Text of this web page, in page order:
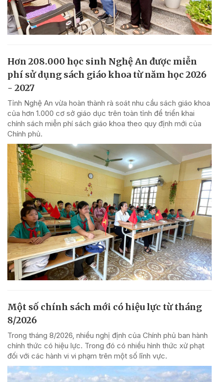
Hơn 208.000 học sinh Nghệ An được miễn
phí sử dụng sách giáo khoa từ năm học 2026
- 2027
Tỉnh Nghệ An vừa hoàn thành rà soát nhu cầu sách giáo khoa
của hơn 1.000 cơ sở giáo dục trên toàn tỉnh để triển khai
chính sách miễn phí sách giáo khoa theo quy định mới của
Chính phủ.
Một số chính sách mới có hiệu lực từ tháng
8/2026
Trong tháng 8/2026, nhiều nghị định của Chính phủ ban hành
chính thức có hiệu lực. Trong đó có nhiều hình thức xử phạt
đối với các hành vi vi phạm trên một số lĩnh vực.